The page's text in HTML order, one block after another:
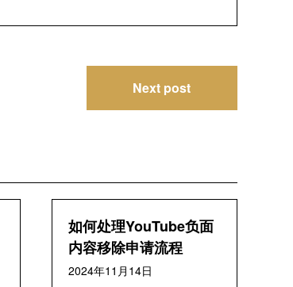
Next post
如何处理YouTube负面
内容移除申请流程
2024年11月14日